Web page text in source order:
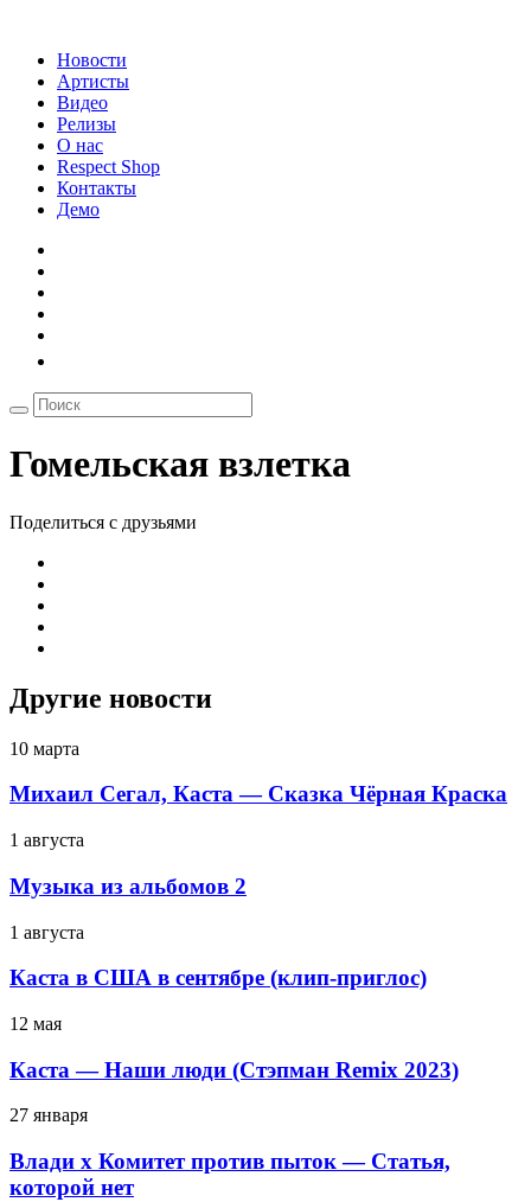
Новости
Артисты
Видео
Релизы
О нас
Respect Shop
Контакты
Демо
Гомельская взлетка
Поделиться с друзьями
Другие новости
10 марта
Михаил Сегал, Каста — Сказка Чёрная Краска
1 августа
Музыка из альбомов 2
1 августа
Каста в США в сентябре (клип-приглос)
12 мая
Каста — Наши люди (Стэпман Remix 2023)
27 января
Влади х Комитет против пыток — Статья,
которой нет